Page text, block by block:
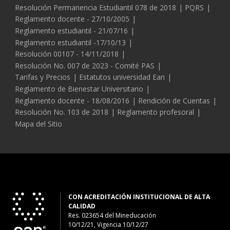
Legales
Resolución Permanencia Estudiantil 078 de 2018
PQRS
Reglamento docente - 27/10/2005
Reglamento estudiantil - 21/07/16
Reglamento estudiantil -17/10/13
Resolución 00107 - 14/11/2018
Resolución No. 007 de 2023 - Comité PAS
Tarifas y Precios
Estatutos universidad Ean
Reglamento de Bienestar Universitario
Reglamento docente - 18/08/2016
Rendición de Cuentas
Resolución No. 103 de 2018
Reglamento profesoral
Mapa del Sitio
CON ACREDITACIÓN INSTITUCIONAL DE ALTA
CALIDAD
Res. 023654del Mineducación
10/12/21, Vigencia 10/12/27